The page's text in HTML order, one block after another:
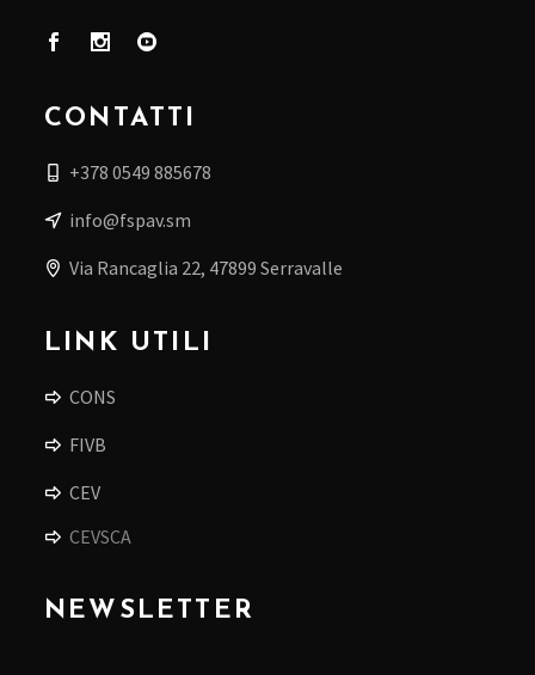
CONTATTI
+378 0549 885678
info@fspav.sm
Via Rancaglia 22, 47899 Serravalle
LINK UTILI
CONS
FIVB
CEV
CEVSCA
NEWSLETTER